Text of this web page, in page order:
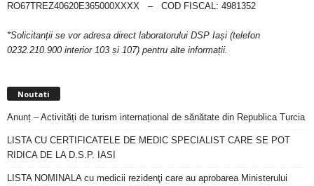
RO67TREZ40620E365000XXXX – COD FISCAL: 4981352
*Solicitanții se vor adresa direct laboratorului DSP Iași (telefon
0232.210.900 interior 103 și 107) pentru alte informații.
Noutati
Anunț – Activități de turism internațional de sănătate din Republica Turcia
LISTA CU CERTIFICATELE DE MEDIC SPECIALIST CARE SE POT
RIDICA DE LA D.S.P. IASI
LISTA NOMINALA cu medicii rezidenţi care au aprobarea Ministerului